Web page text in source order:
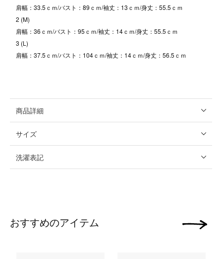
肩幅：33.5ｃｍ/バスト：89ｃｍ/袖丈：13ｃｍ/身丈：55.5ｃｍ
2 (M)
肩幅：36ｃｍ/バスト：95ｃｍ/袖丈：14ｃｍ/身丈：55.5ｃｍ
3 (L)
肩幅：37.5ｃｍ/バスト：104ｃｍ/袖丈：14ｃｍ/身丈：56.5ｃｍ
商品詳細
サイズ
洗濯表記
おすすめのアイテム 次の画像